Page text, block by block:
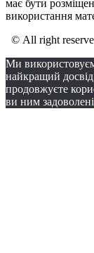
має бути
використання
© All right
Ми
найкращий
продовжуєте
ви ним